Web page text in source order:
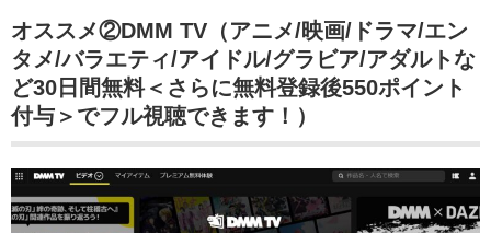
オススメ②DMM TV（アニメ/映画/ドラマ/エン
タメ/バラエティ/アイドル/グラビア/アダルトな
ど30日間無料＜さらに無料登録後550ポイント
付与＞でフル視聴できます！）